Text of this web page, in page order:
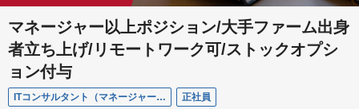
マネージャー以上ポジション/大手ファーム出身
者立ち上げ/リモートワーク可/ストックオプシ
ョン付与
ITコンサルタント（マネージャー・シニアマネージャー・パートナー) 正社員